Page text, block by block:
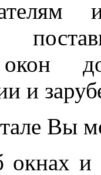
окон
и
Вы
окнах и